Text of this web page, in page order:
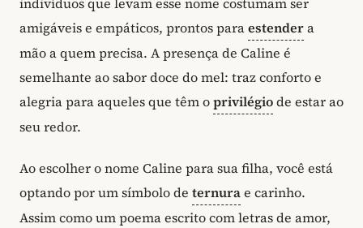
amigáveis e empáticos, prontos paraestendera
mão a quem precisa. A presença de Caline é
semelhante ao sabor doce do mel: traz conforto e
alegria para aqueles que têm oprivilégiode estar ao
seu redor.
Ao escolher o nome Caline para sua filha, você está
optando por um símbolo de ternurae carinho.
Assim como um poema escrito com letras de amor,